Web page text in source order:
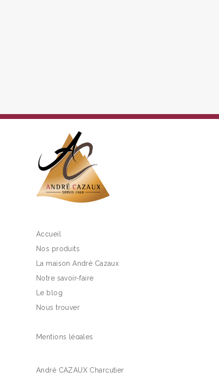
Accueil
Nos produits
La maison André Cazaux
Notre savoir-faire
Le blog
Nous trouver
Mentions légales
André CAZAUX Charcutier